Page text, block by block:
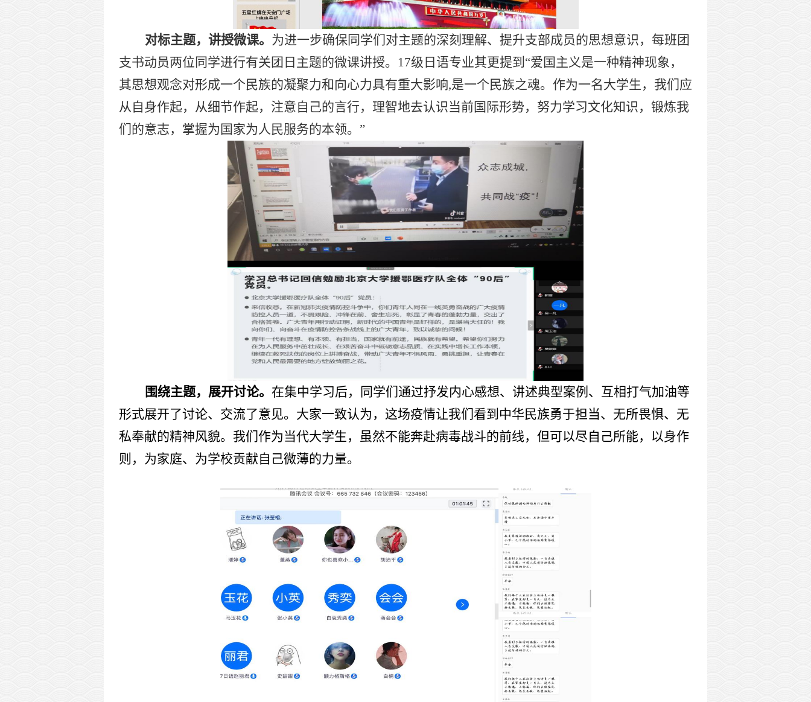
对标主题，讲授微课。 为进一步确保同学们对主题的深刻理解、提升支部成员的思想意识，每班团
支书动员两位同学进行有关团日主题的微课讲授。17级日语专业其更提到“爱国主义是一种精神现象，
其思想观念对形成一个民族的凝聚力和向心力具有重大影响,是一个民族之魂。作为一名大学生，我们应
从自身作起，从细节作起，注意自己的言行，理智地去认识当前国际形势，努力学习文化知识，锻炼我
们的意志，掌握为国家为人民服务的本领。”
围绕主题，展开讨论。 在集中学习后，同学们通过抒发内心感想、讲述典型案例、互相打气加油等
形式展开了讨论、交流了意见。大家一致认为，这场疫情让我们看到中华民族勇于担当、无所畏惧、无
私奉献的精神风貌。我们作为当代大学生，虽然不能奔赴病毒战斗的前线，但可以尽自己所能，以身作
则，为家庭、为学校贡献自己微薄的力量。